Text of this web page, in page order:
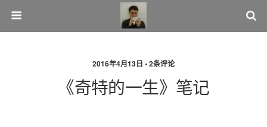
2016年4月13日 • 2条评论
《奇特的一生》笔记